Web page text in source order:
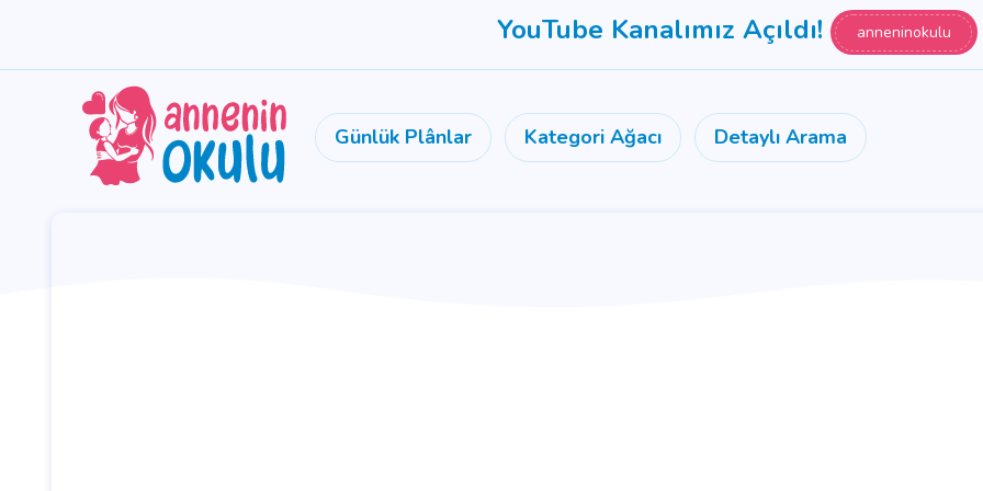
YouTube Kanalımız Açıldı! anneninokulu
Günlük Plânlar Kategori Ağacı Detaylı Arama